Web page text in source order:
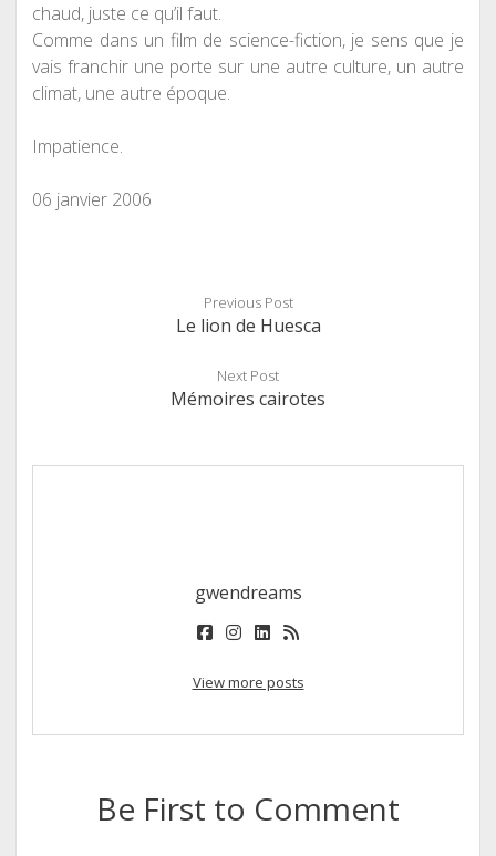
chaud, juste ce qu’il faut.
Comme dans un film de science-fiction, je sens que je
vais franchir une porte sur une autre culture, un autre
climat, une autre époque.
Impatience.
06 janvier 2006
Previous Post
Le lion de Huesca
Next Post
Mémoires cairotes
gwendreams
facebook
instagram
linkedin
rss
View more posts
Be First to Comment